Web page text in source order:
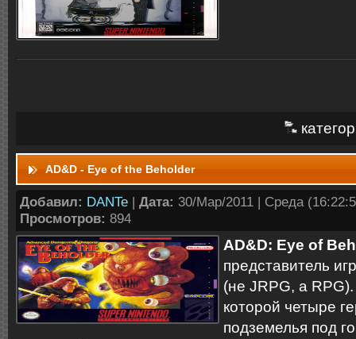
AD&D - Eye of the Beholder
Добавил: DANTe | Дата: 30/Мар/2011 | Среда
Просмотров: 894
AD&D: Eye of
представитель
(не JRPG, а
которой четыре
подземелья под